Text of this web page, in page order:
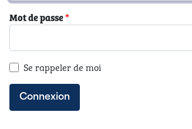
Mot de passe*
Se rappeler de moi
Connexion